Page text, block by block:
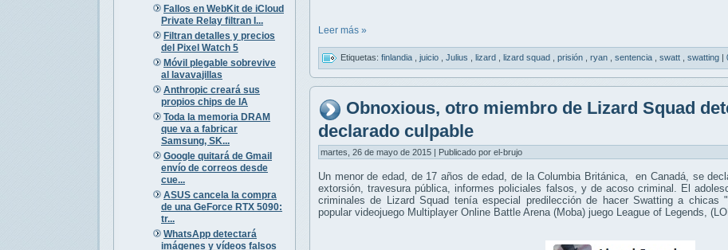
Fallos en WebKit de iCloud
Private Relay filtran I...
Filtran detalles y precios
del Pixel Watch 5
Móvil plegable sobrevive
al lavavajillas
Anthropic creará sus
propios chips de IA
Toda la memoria DRAM
que va a fabricar
Samsung, SK...
Google quitará de Gmail
envío de correos desde
cue...
ASUS cancela la compra
de una GeForce RTX 5090:
tr...
WhatsApp detectará
imágenes y vídeos falsos
Leer más »
Etiquetas: finlandia juicio Julius lizard lizard squad prisión ryan sentencia swatt swatting |
Obnoxious, otro miembro de Lizard Squad
declarado culpable
martes, 26 de mayo de 2015 | Publicado por el-brujo
Un menor de edad, de 17 años de edad, de la Columbia Británica, en Canadá, se
extorsión, travesura pública, informes policiales falsos, y de acoso criminal. El
criminales de Lizard Squad tenía especial predilección de hacer Swatting a chicas
popular videojuego Multiplayer Online Battle Arena (Moba) juego League of Legends,